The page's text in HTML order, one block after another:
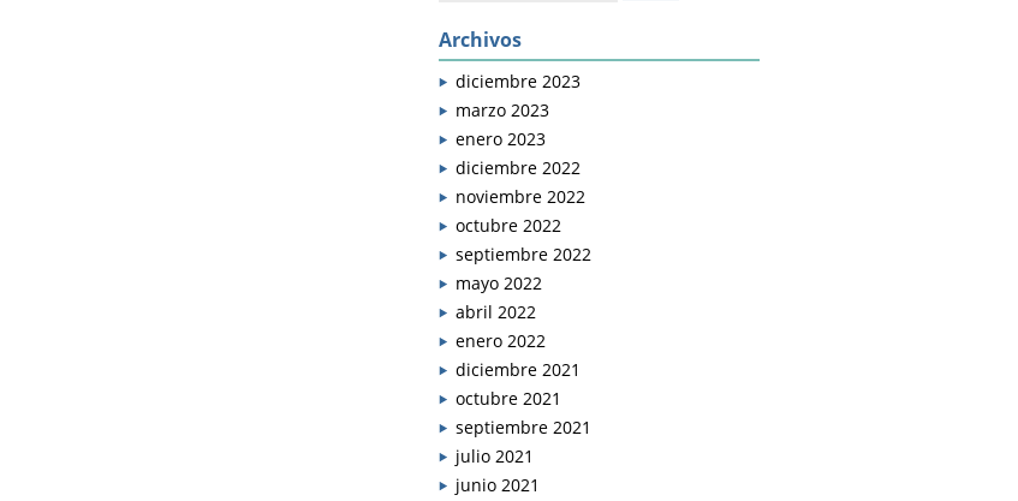
Archivos
diciembre 2023
marzo 2023
enero 2023
diciembre 2022
noviembre 2022
octubre 2022
septiembre 2022
mayo 2022
abril 2022
enero 2022
diciembre 2021
octubre 2021
septiembre 2021
julio 2021
junio 2021